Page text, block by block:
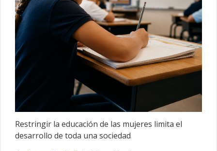
Restringir la educación de las mujeres limita el
desarrollo de toda una sociedad